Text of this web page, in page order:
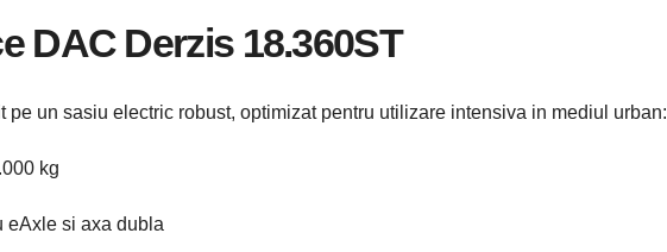
DAC Derzis 18.360ST
pe un sasiu electric robust, optimizat pentru utilizare intensiva in mediul urban:
kg
eAxle si axa dubla